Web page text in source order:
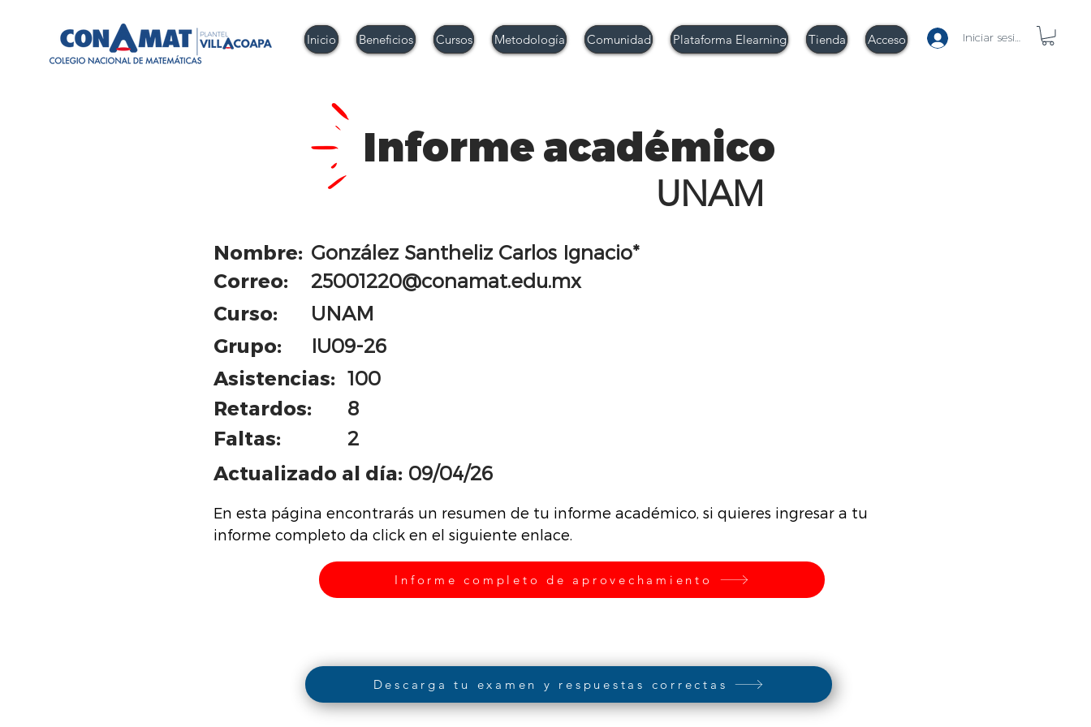
Inicio Beneficios Cursos Metodología Comunidad Plataforma Elearning Tienda Acceso Iniciar sesión
Informe académico
UNAM
Nombre: González Santheliz Carlos Ignacio*
Correo:
25001220@conamat.edu.mx
Curso:
UNAM
Grupo:
IU09-26
Asistencias: 100
Retardos:
8
Faltas:
2
Actualizado al día: 09/04/26
En esta página encontrarás un resumen de tu informe académico, si quieres ingresar a tu
informe completo da click en el siguiente enlace.
Informe completo de aprovechamiento
Descarga tu examen y respuestas correctas